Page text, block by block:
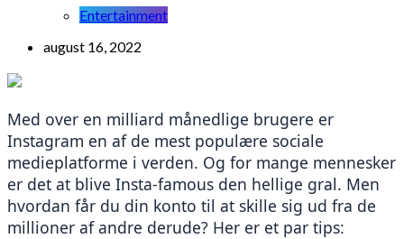
Entertainment
august 16, 2022
Med over en milliard månedlige brugere er
Instagram en af de mest populære sociale
medieplatforme i verden. Og for mange mennesker
er det at blive Insta-famous den hellige gral. Men
hvordan får du din konto til at skille sig ud fra de
millioner af andre derude? Her er et par tips: